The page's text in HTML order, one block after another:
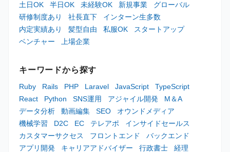
土日OK
半日OK 未経験OK 新規事業
グローバル
研修制度あり
社長直下
インターン生多数
内定実績あり
髪型自由 私服OK
スタートアップ
ベンチャー
上場企業
キーワードから探す
Ruby Rails PHP Laravel JavaScript
TypeScript
React
Python SNS運用 アジャイル開発
M＆A
データ分析
動画編集 SEO
オウンドメディア
機械学習
D2C EC テレアポ
インサイドセールス
カスタマーサクセス
フロントエンド
バックエンド
アプリ開発
キャリアアドバイザー 行政書士
経理